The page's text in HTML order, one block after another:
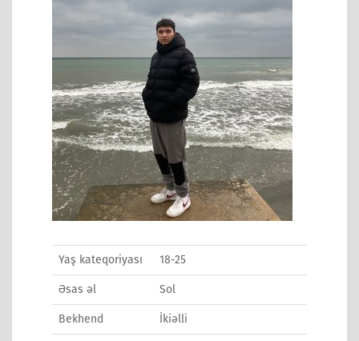
Yaş kateqoriyası 18-25
Əsas əl Sol
Bekhend İkiəlli